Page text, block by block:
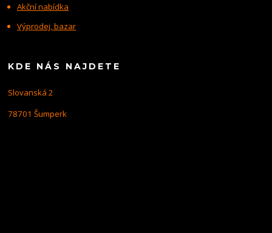
Akční nabídka
Výprodej, bazar
KDE NÁS NAJDETE
Slovanská 2
78701 Šumperk